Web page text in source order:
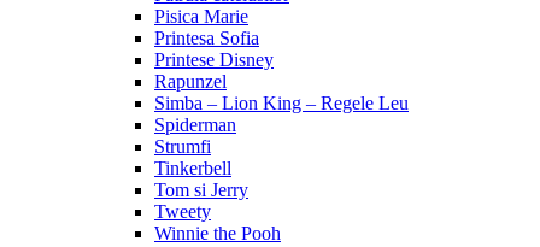
Pisica Marie
Printesa Sofia
Printese Disney
Rapunzel
Simba – Lion King – Regele Leu
Spiderman
Strumfi
Tinkerbell
Tom si Jerry
Tweety
Winnie the Pooh